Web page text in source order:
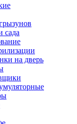
сада
на дверь